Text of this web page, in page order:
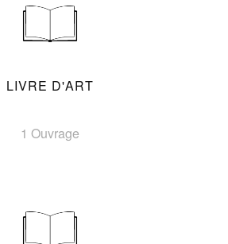
LIVRE D'ART
1 Ouvrage